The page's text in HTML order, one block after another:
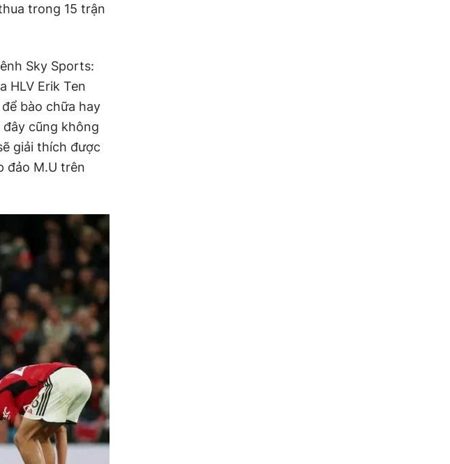
trong 15 trận
Sky Sports:
HLV Erik Ten
bào chữa hay
cũng không
giải thích được
đảo M.U trên